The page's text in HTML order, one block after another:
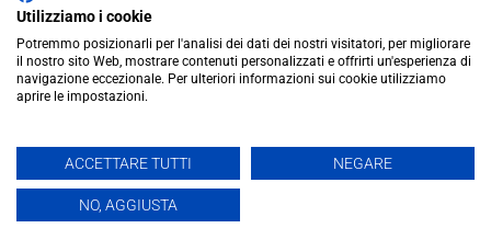
redazione@ilcaffequotidiano.online
C.F. 92076900858
Chi siamo
Privacy & Cookie Policy
IlCaffèQuotidiano.online è una testata giornalistica registrata
presso il Tribunale di Caltanissetta n.02/2024 del 17/07/2024 |
Realizzato da
Utilizziamo i cookie
Potremmo posizionarli per l'analisi dei dati dei nostri visitatori, per migliorare
il nostro sito Web, mostrare contenuti personalizzati e offrirti un'esperienza di
navigazione eccezionale. Per ulteriori informazioni sui cookie utilizziamo
aprire le impostazioni.
ACCETTARE TUTTI NEGARE
NO, AGGIUSTA